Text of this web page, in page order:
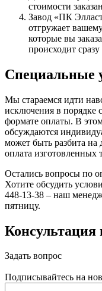
стоимости
Завод «ПК
отгружает
которые вы
происходит
Специальные
Мы стараемся идти
исключения в порядке
формате оплаты. В
обсуждаются
может быть разбита на
оплата изготовленных
Остались вопросы по
Хотите обсудить
448-13-38 – наш
пятницу.
Консультация
Задать вопрос
Подписывайтесь на